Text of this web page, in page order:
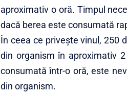
aproximativ o oră. Timpul
dacă berea este consumată
În ceea ce priveşte vinul, 250
din organism în aproximativ
consumată într-o oră, este
din organism.